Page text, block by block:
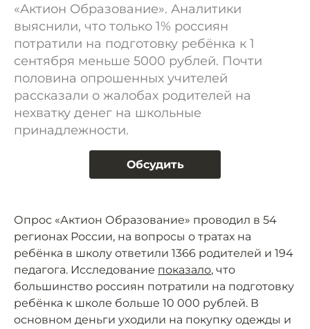
«Актион Образование». Аналитики
выяснили, что только 1% россиян
потратили на подготовку ребёнка к 1
сентября меньше 5000 рублей. Почти
половина опрошенных учителей
рассказали о жалобах родителей на
нехватку денег на школьные
принадлежности.
Обсудить
Опрос «Актион Образование» проводил в 54
регионах России, на вопросы о тратах на
ребёнка в школу ответили 1366 родителей и 194
педагога. Исследование показало, что
большинство россиян потратили на подготовку
ребёнка к школе больше 10 000 рублей. В
основном деньги уходили на покупку одежды и